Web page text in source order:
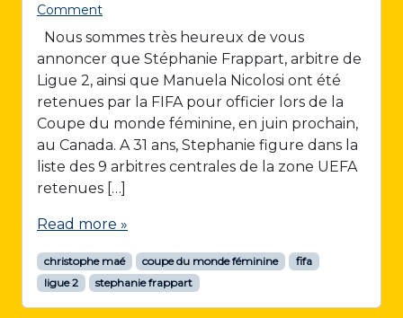
Comment
Nous sommes très heureux de vous
annoncer que Stéphanie Frappart, arbitre de
Ligue 2, ainsi que Manuela Nicolosi ont été
retenues par la FIFA pour officier lors de la
Coupe du monde féminine, en juin prochain,
au Canada. A 31 ans, Stephanie figure dans la
liste des 9 arbitres centrales de la zone UEFA
retenues […]
Read more »
christophe maé coupe du monde féminine
fifa
ligue 2
stephanie frappart